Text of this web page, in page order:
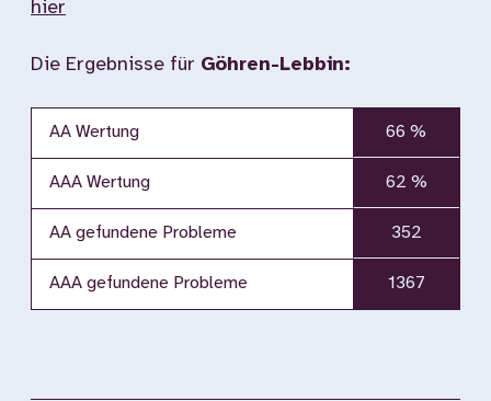
hier
Die Ergebnisse für Göhren-Lebbin:
AA Wertung 66 %
AAA Wertung 62 %
AA gefundene Probleme 352
AAA gefundene Probleme 1367